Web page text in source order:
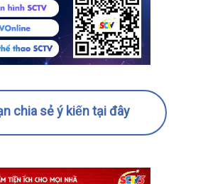
chia sẻ ý kiến tại đây